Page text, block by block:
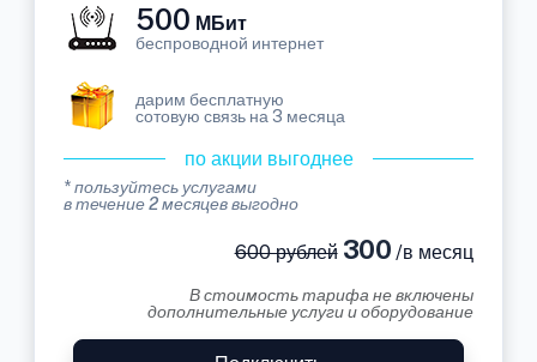
500 МБит
беспроводной интернет
дарим бесплатную
сотовую связь на 3 месяца
по акции выгоднее
* пользуйтесь услугами
в течение 2 месяцев выгодно
600 рублей300 /в месяц
В стоимость тарифа не включены
дополнительные услуги и оборудование